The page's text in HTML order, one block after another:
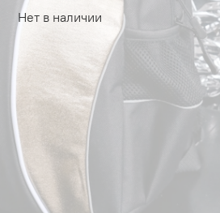
Нет в наличии